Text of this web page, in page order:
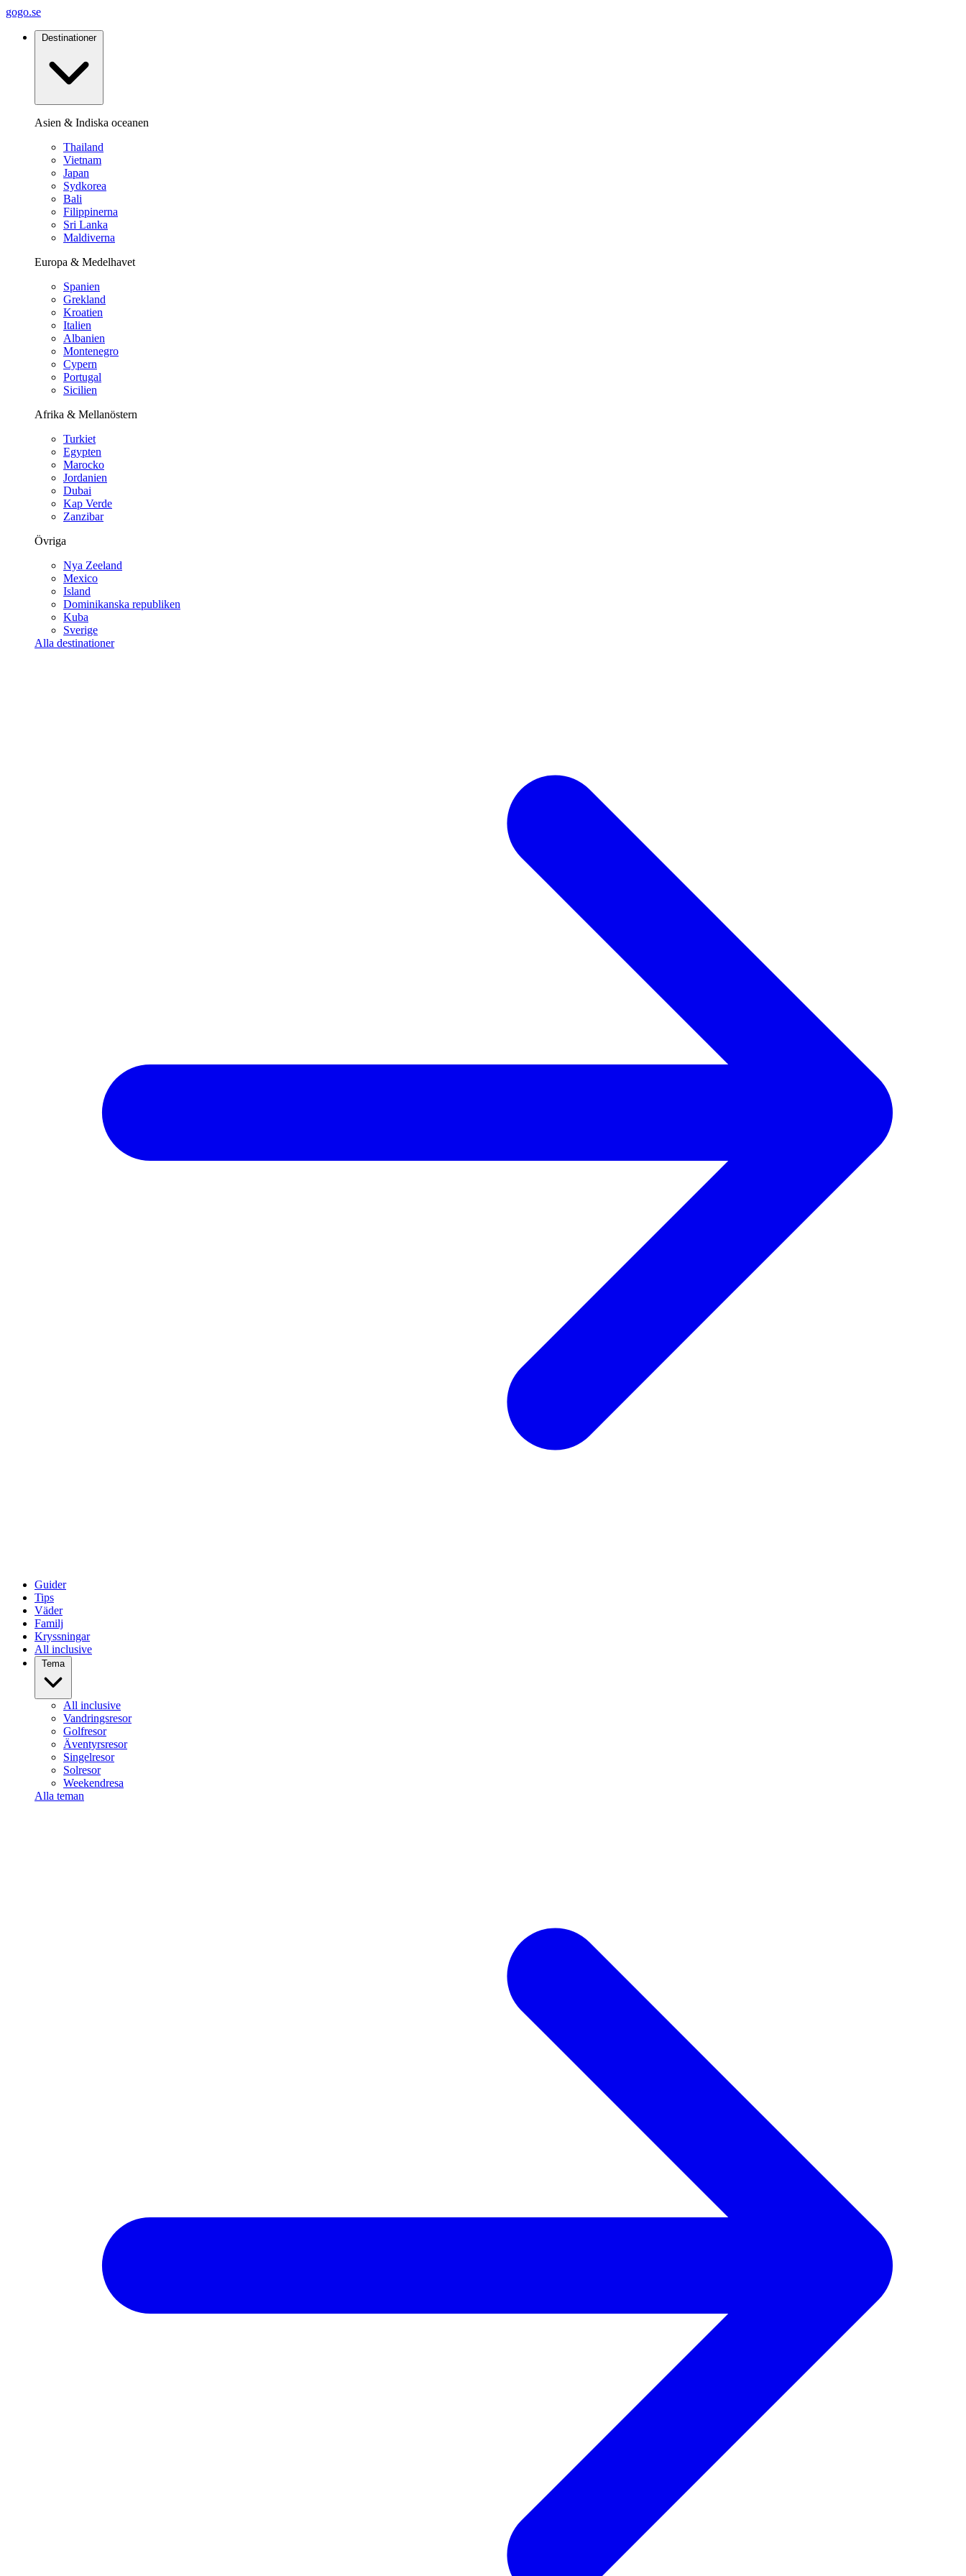
gogo.se
Destinationer
Asien & Indiska oceanen
Thailand
Vietnam
Japan
Sydkorea
Bali
Filippinerna
Sri Lanka
Maldiverna
Europa & Medelhavet
Spanien
Grekland
Kroatien
Italien
Albanien
Montenegro
Cypern
Portugal
Sicilien
Afrika & Mellanöstern
Turkiet
Egypten
Marocko
Jordanien
Dubai
Kap Verde
Zanzibar
Övriga
Nya Zeeland
Mexico
Island
Dominikanska republiken
Kuba
Sverige
Alla destinationer
Guider
Tips
Väder
Familj
Kryssningar
All inclusive
Tema
All inclusive
Vandringsresor
Golfresor
Äventyrsresor
Singelresor
Solresor
Weekendresa
Alla teman